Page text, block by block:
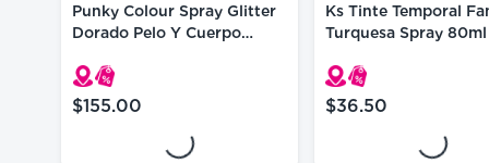
Punky Colour Spray Glitter
Dorado Pelo Y Cuerpo
$155.00
precio actual $155.00
Loading...
Ks Tinte Temporal
Turquesa Spray 80ml
$36.50
precio actual
Loading...